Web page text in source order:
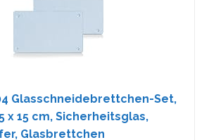
Glasschneidebrettchen-Set,
x 15 cm, Sicherheitsglas,
Glasbrettchen